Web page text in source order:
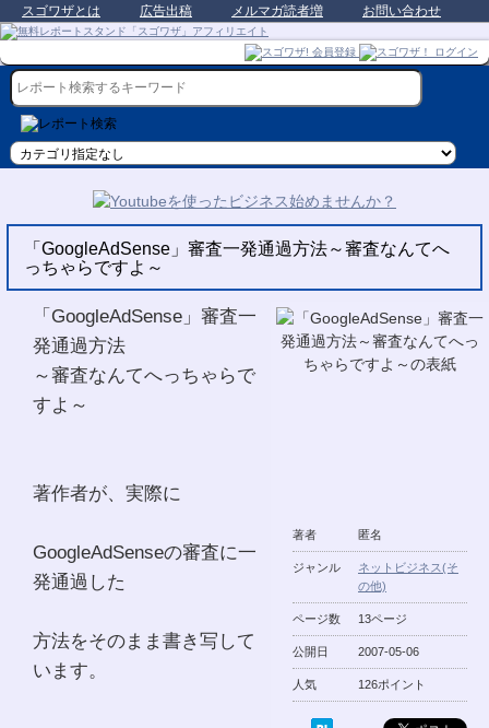
スゴワザとは 広告出稿 メルマガ読者増 お問い合わせ
「GoogleAdSense」審査一発通過方法～審査なんてへ
っちゃらですよ～
著者 匿名
ジャンル
ネットビジネス(そ
の他)
ページ数 13ページ
公開日 2007-05-06
人気 126ポイント
「GoogleAdSense」審査一
発通過方法
～審査なんてへっちゃらで
すよ～
著作者が、実際に
GoogleAdSenseの審査に一
発通過した
方法をそのまま書き写して
います。